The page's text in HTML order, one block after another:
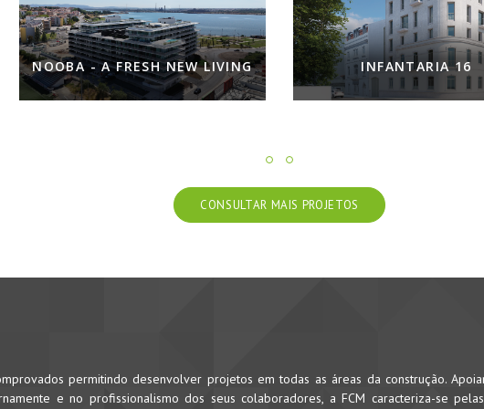
INFANTARIA 16 PALÁCIO CONDES DE
CONSULTAR MAIS PROJETOS
permitindo desenvolver projetos em todas as áreas da construção.
e no profissionalismo dos seus colaboradores, a FCM caracteriza-se